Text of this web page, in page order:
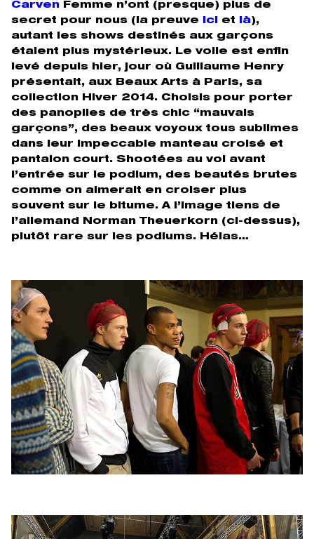
Carven Femme n’ont (presque) plus de
secret pour nous (la preuve ici et là),
autant les shows destinés aux garçons
étaient plus mystérieux. Le voile est enfin
levé depuis hier, jour où Guillaume Henry
présentait, aux Beaux Arts à Paris, sa
collection Hiver 2014. Choisis pour porter
des panoplies de très chic “mauvais
garçons”, des beaux voyoux tous sublimes
dans leur impeccable manteau croisé et
pantalon court. Shootées au vol avant
l’entrée sur le podium, des beautés brutes
comme on aimerait en croiser plus
souvent sur le bitume. A l’image tiens de
l’allemand Norman Theuerkorn (ci-dessus),
plutôt rare sur les podiums. Hélas…